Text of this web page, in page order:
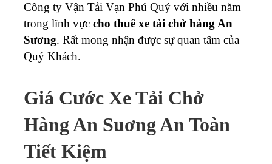
Công ty Vận Tải Vạn Phú Quý với nhiều năm
trong lĩnh vực cho thuê xe tải chở hàng An
Sương. Rất mong nhận được sự quan tâm của
Quý Khách.
Giá Cước Xe Tải Chở
Hàng An Suơng An Toàn
Tiết Kiệm